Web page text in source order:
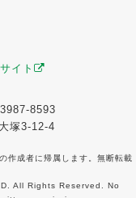
イト
8593
塚3-12-4
作成者に帰属します。無断転載
All Rights Reserved. No